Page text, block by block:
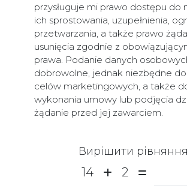
przysługuje mi prawo dostępu do
ich sprostowania, uzupełnienia,
przetwarzania, a także prawo
usunięcia zgodnie z
prawa. Podanie danych
dobrowolne, jednak niezbędne
celów marketingowych, a także
wykonania umowy lub podjęcia
żądanie przed jej zawarciem.
Вирішити
14 2